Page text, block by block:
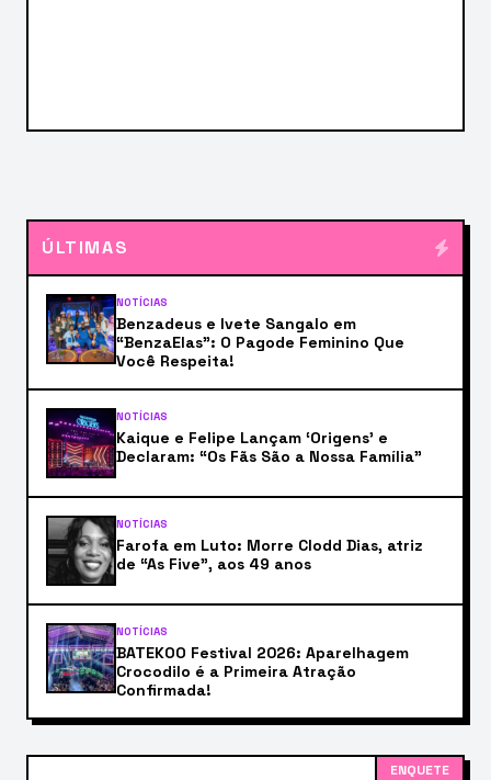
ÚLTIMAS
NOTÍCIAS
Benzadeus e Ivete Sangalo em
“BenzaElas”: O Pagode Feminino Que
Você Respeita!
NOTÍCIAS
Kaique e Felipe Lançam ‘Origens’ e
Declaram: “Os Fãs São a Nossa Família”
NOTÍCIAS
Farofa em Luto: Morre Clodd Dias, atriz
de “As Five”, aos 49 anos
NOTÍCIAS
BATEKOO Festival 2026: Aparelhagem
Crocodilo é a Primeira Atração
Confirmada!
ENQUETE